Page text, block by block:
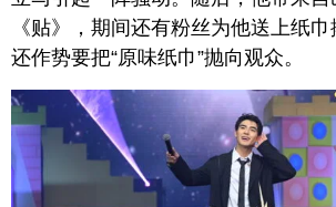
《贴》，期间还有粉丝为他送上纸
还作势要把“原味纸巾”抛向观众。